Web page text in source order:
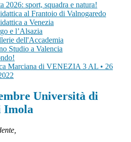
2026: sport, squadra e natura!
al Frantoio di Valnogaredo
a Venezia
e l’Alsazia
dell'Accademia
Studio a Valencia
Marciana di VENEZIA 3 AL • 26
Università di
Imola